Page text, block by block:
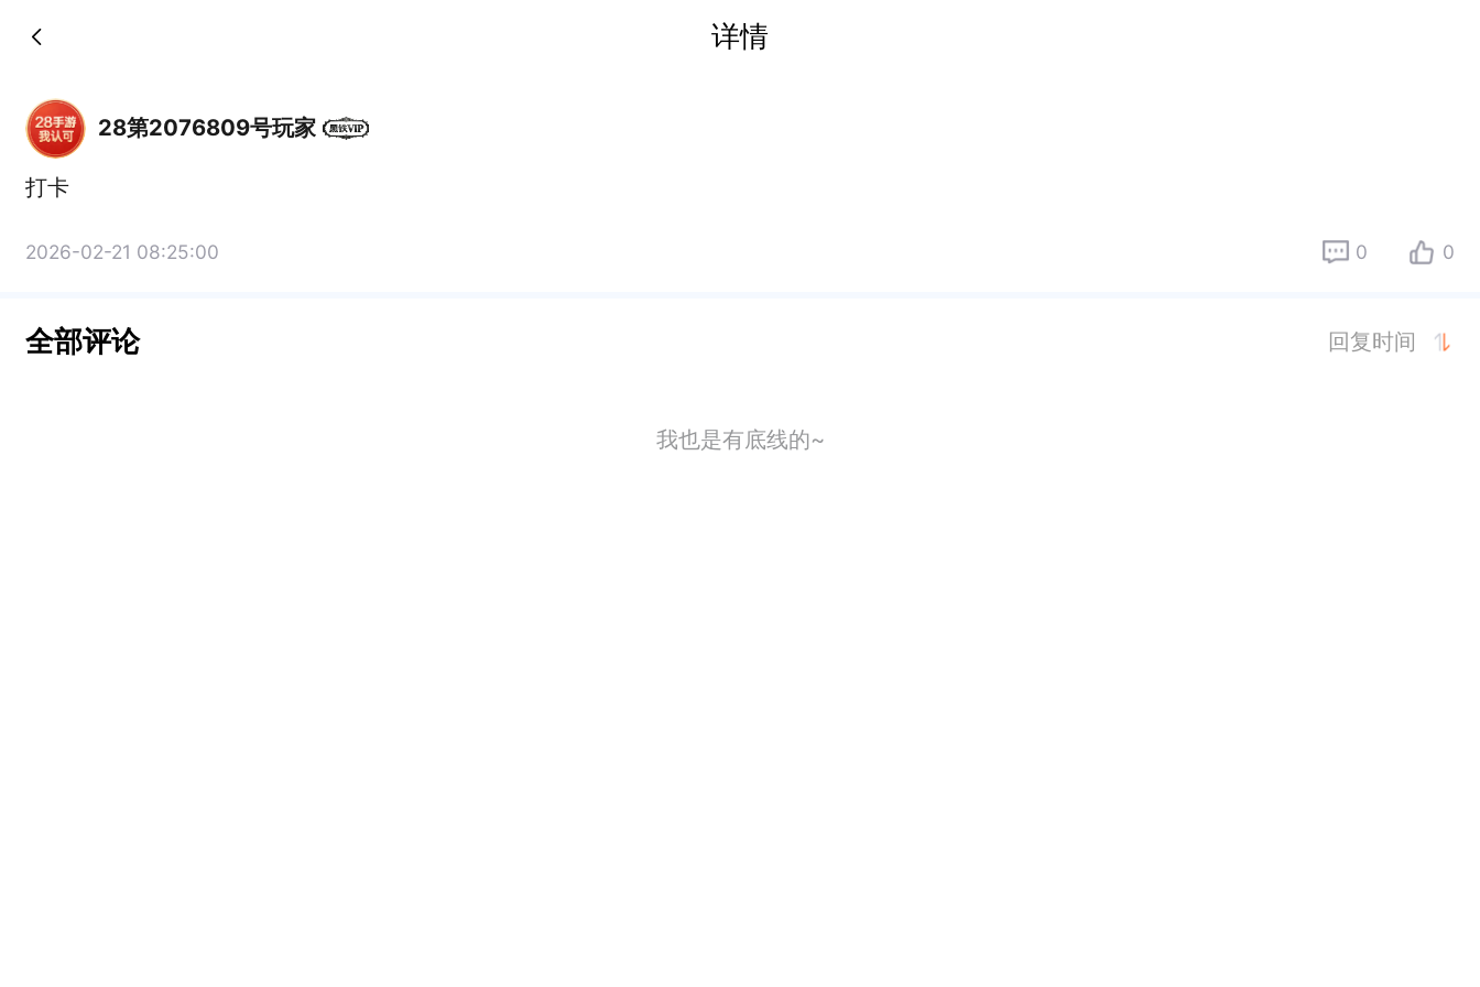
详情
28第2076809号玩家
打卡
2026-02-21 08:25:00 0 0
全部评论 回复时间
我也是有底线的~